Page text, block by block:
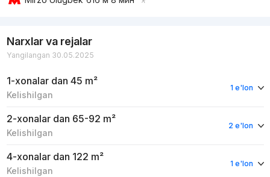
Narxlar va rejalar
Yangilangan 30.05.2025
1-xonalar dan 45 m²
Kelishilgan
1 e'lon
2-xonalar dan 65-92 m²
Kelishilgan
2 e'lon
4-xonalar dan 122 m²
Kelishilgan
1 e'lon